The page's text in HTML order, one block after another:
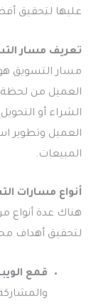
عليها لتحقيق
تعريف مسار
مسار التسويق
العميل من لحظة
الشراء أو
العميل وتطوير
المبيعات.
أنواع مسارات
هناك عدة
لتحقيق أهداف
قمع